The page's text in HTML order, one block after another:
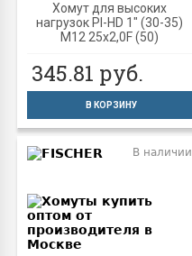
Хомут для высоких
нагрузок PI-НD 1" (30-35)
M12 25x2,0F (50)
345.81 руб.
В КОРЗИНУ
В наличии